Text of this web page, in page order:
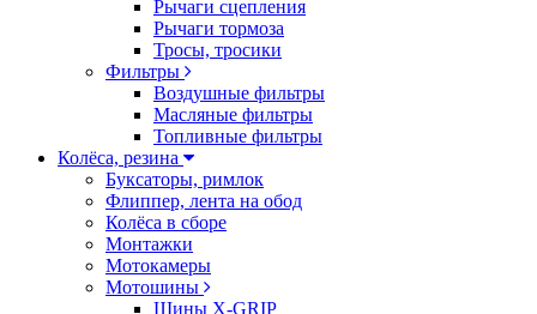
Рычаги сцепления
Рычаги тормоза
Тросы, тросики
Фильтры
Воздушные фильтры
Масляные фильтры
Топливные фильтры
Колёса, резина
Буксаторы, римлок
Флиппер, лента на обод
Колёса в сборе
Монтажки
Мотокамеры
Мотошины
Шины X-GRIP